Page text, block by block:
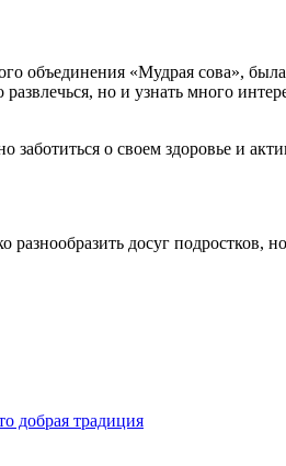
объединения «Мудрая сова»,
но и узнать много
о своем здоровье и
разнообразить досуг
добрая традиция